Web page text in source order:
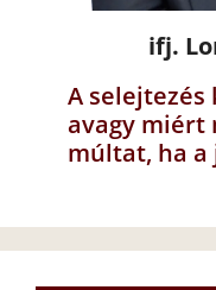
ifj.
A
avagy miért
múltat, ha a